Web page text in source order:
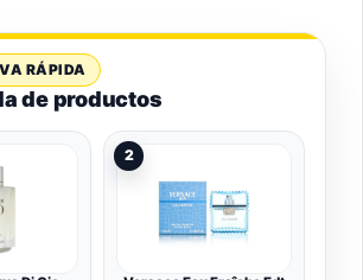
RÁPIDA
de productos
2